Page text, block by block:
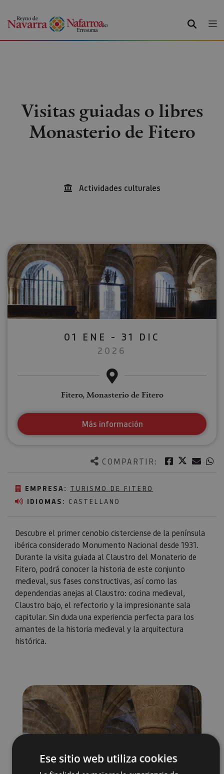
BUSCAR
Visitas guiadas o libres
Monasterio de Fitero
Actividades culturales
COMPARTIR: Facebook
Twitter
EMPRESA: TURISMO DE FITERO
IDIOMAS: CASTELLANO
Descubre el primer cenobio cisterciense de la península
ibérica considerado Monumento Nacional desde 1931.
Durante la visita guiada al Claustro del Monaterio de
Fitero, podrá conocer la historia de este conjunto
medieval, sus fases constructivas, así como las
dependencias anejas al Claustro: cocina medieval,
Claustro bajo, el refectorio y la impresionante sala
capitular. Sin duda una experiencia perfecta para los
amantes de la historia medieval y la arquitectura
histórica.
01 ENE - 31 DIC
2026
Fitero, Monasterio de Fitero
Más información
Ese sitio web utiliza cookies